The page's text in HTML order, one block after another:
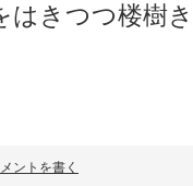
はきつつ楼樹
ントを書く